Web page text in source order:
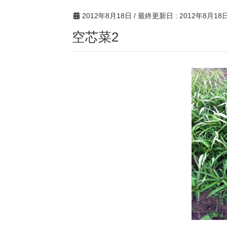
2012年8月18日 / 最終更新日 : 2012年8月18
空芯菜2